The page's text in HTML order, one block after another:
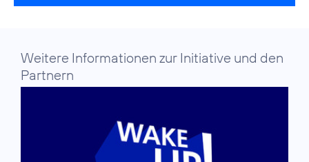
Weitere Informationen zur Initiative und den
Partnern